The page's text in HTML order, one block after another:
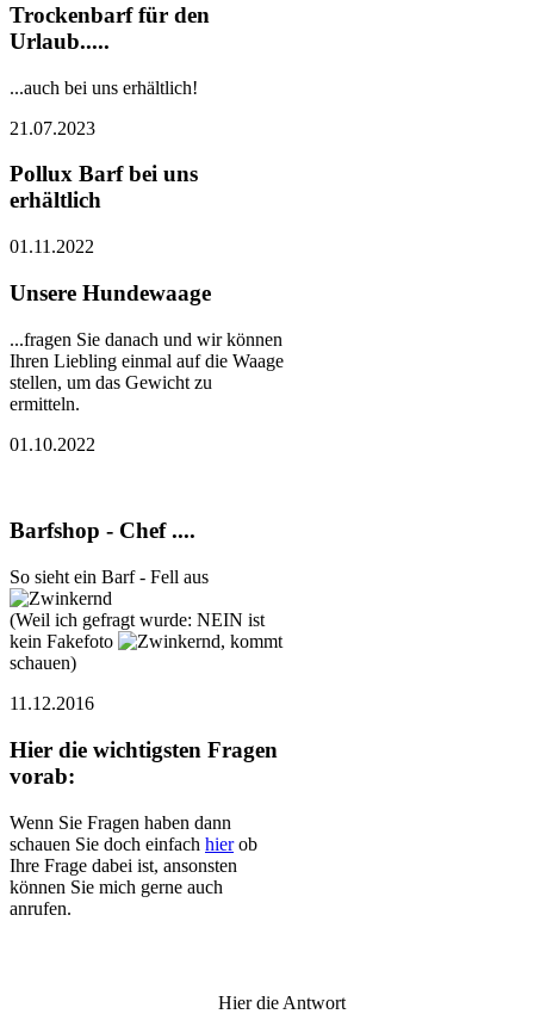
Trockenbarf für den
Urlaub.....
...auch bei uns erhältlich!
21.07.2023
Pollux Barf bei uns
erhältlich
01.11.2022
Unsere Hundewaage
...fragen Sie danach und wir können
Ihren Liebling einmal auf die Waage
stellen, um das Gewicht zu
ermitteln.
01.10.2022
Barfshop - Chef ....
So sieht ein Barf - Fell aus
(Weil ich gefragt wurde: NEIN ist
kein Fakefoto
, kommt
schauen)
11.12.2016
Hier die wichtigsten Fragen
vorab:
Wenn Sie Fragen haben dann
schauen Sie doch einfach hierob
Ihre Frage dabei ist, ansonsten
können Sie mich gerne auch
anrufen.
Hier die Antwort